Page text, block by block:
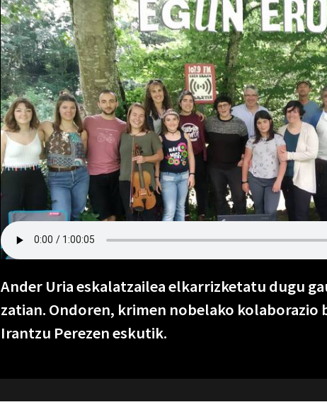
Ander Uria eskalatzailea elkarrizketatu dugu
zatian. Ondoren, krimen nobelako kolaborazio
Irantzu Perezen eskutik.